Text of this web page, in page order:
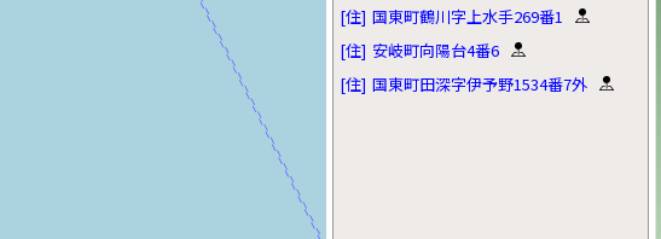
[住] 国東町鶴川字上水手269番1
[住] 安岐町向陽台4番6
[住] 国東町田深字伊予野1534番7外